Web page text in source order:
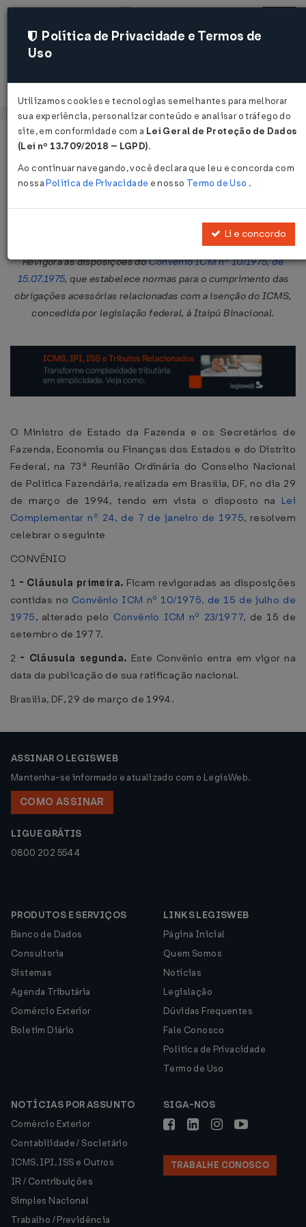
Acessar
Página Inicial Legislações
Convênio ICMS nº 5 de 29/03/1994
Publicado no DOU em 5 abr 1994
Revigora as disposições doConvênio ICM nº 10/1975, de
15.07.1975, que estabelece normas para o cumprimento das
obrigações acessórias relacionadas com a isenção do ICMS,
concedida por legislação federal, à Itaipú Binacional.
O Ministro de Estado da Fazenda e os Secretários de
Fazenda, Economia ou Finanças dos Estados e do Distrito
Federal, na 73ª Reunião Ordinária do Conselho Nacional
de Política Fazendária, realizada em Brasília, DF, no dia 29
de março de 1994, tendo em vista o disposto na Lei
Complementar nº 24, de 7 de janeiro de 1975, resolvem
celebrar o seguinte
CONVÊNIO
1 - Cláusula primeira. Ficam revigoradas as disposições
contidas no Convênio ICM nº 10/1975, de 15 de julho de
1975, alterado pelo Convênio ICM nº 23/1977, de 15 de
setembro de 1977.
2 - Cláusula segunda. Este Convênio entra em vigor na
data da publicação de sua ratificação nacional.
Brasília, DF, 29 de março de 1994.
ASSINAR O LEGISWEB
Mantenha-se informado e atualizado com o LegisWeb.
COMO ASSINAR
LIGUE GRÁTIS
0800 202 5544
PRODUTOS E SERVIÇOS
Banco de Dados
Consultoria
Sistemas
Agenda Tributária
Comércio Exterior
Boletim Diário
LINKS LEGISWEB
Página Inicial
Quem Somos
Notícias
Legislação
Dúvidas Frequentes
Fale Conosco
Política de Privacidade
Termo de Uso
NOTÍCIAS POR ASSUNTO
Comércio Exterior
Contabilidade / Societário
ICMS, IPI, ISS e Outros
IR / Contribuições
Simples Nacional
Trabalho / Previdência
SIGA-NOS
TRABALHE CONOSCO
Política de Privacidade e Termos de
Uso
Utilizamos cookies e tecnologias semelhantes para melhorar
sua experiência, personalizar conteúdo e analisar o tráfego do
site, em conformidade com a Lei Geral de Proteção de Dados
(Lei nº 13.709/2018 – LGPD).
Ao continuar navegando, você declara que leu e concorda com
nossaPolítica de Privacidade e nosso Termo de Uso .
Li e concordo